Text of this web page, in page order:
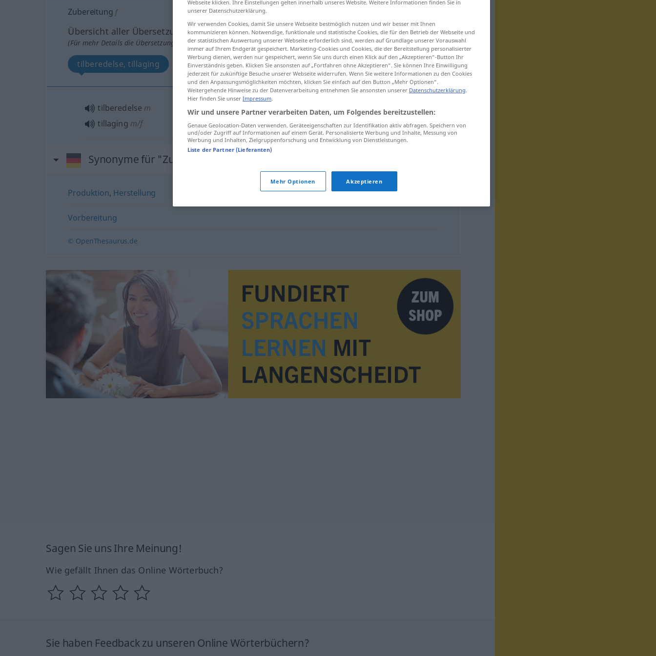
Zubereitung f
Übersicht aller Übersetzungen
(Für mehr Details die Übersetzung anklicken/antippen)
tilberedelse, tillaging
tilberedelse m
tillaging m/f
Zubereitung
Synonyme für "Zubereitung"
Produktion, Herstellung
Vorbereitung
© OpenThesaurus.de
Sagen Sie uns Ihre Meinung!
Wie gefällt Ihnen das Online Wörterbuch?
Sie haben Feedback zu unseren Online Wörterbüchern?
Webseite klicken. Ihre Einstellungen gelten innerhalb unseres Website. Weitere Informationen finden Sie in
unserer Datenschutzerklärung.
Wir verwenden Cookies, damit Sie unsere Webseite bestmöglich nutzen und wir besser mit Ihnen
kommunizieren können. Notwendige, funktionale und statistische Cookies, die für den Betrieb der Webseite und
der statistischen Auswertung unserer Webseite erforderlich sind, werden auf Grundlage unserer Vorauswahl
immer auf Ihrem Endgerät gespeichert. Marketing-Cookies und Cookies, die der Bereitstellung personalisierter
Werbung dienen, werden nur gespeichert, wenn Sie uns durch einen Klick auf den „Akzeptieren“-Button Ihr
Einverständnis geben. Klicken Sie ansonsten auf „Fortfahren ohne Akzeptieren“. Sie können Ihre Einwilligung
jederzeit für zukünftige Besuche unserer Webseite widerrufen. Wenn Sie weitere Informationen zu den Cookies
und den Anpassungsmöglichkeiten möchten, klicken Sie einfach auf den Button „Mehr Optionen“.
Weitergehende Hinweise zu der Datenverarbeitung entnehmen Sie ansonsten unserer Datenschutzerklärung.
Hier finden Sie unser Impressum.
Wir und unsere Partner verarbeiten Daten, um Folgendes bereitzustellen:
Genaue Geolocation-Daten verwenden. Geräteeigenschaften zur Identifikation aktiv abfragen. Speichern von
und/oder Zugriff auf Informationen auf einem Gerät. Personalisierte Werbung und Inhalte, Messung von
Werbung und Inhalten, Zielgruppenforschung und Entwicklung von Dienstleistungen.
Liste der Partner (Lieferanten)
Mehr Optionen Akzeptieren